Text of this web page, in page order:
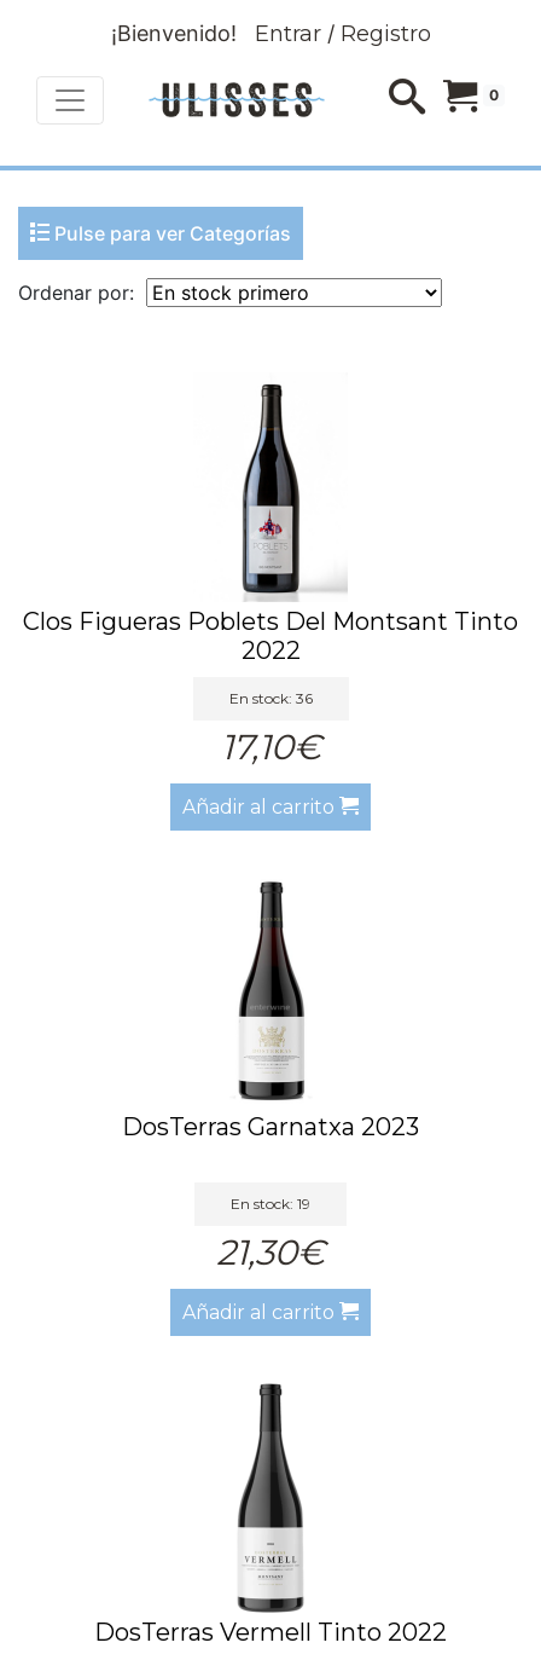
¡Bienvenido! Entrar/ Registro
0
Pulse para ver Categorías
Ordenar por:
Clos Figueras Poblets Del Montsant Tinto
2022
En stock: 36
17,10€
Añadir al carrito
DosTerras Garnatxa 2023
En stock: 19
21,30€
Añadir al carrito
DosTerras Vermell Tinto 2022